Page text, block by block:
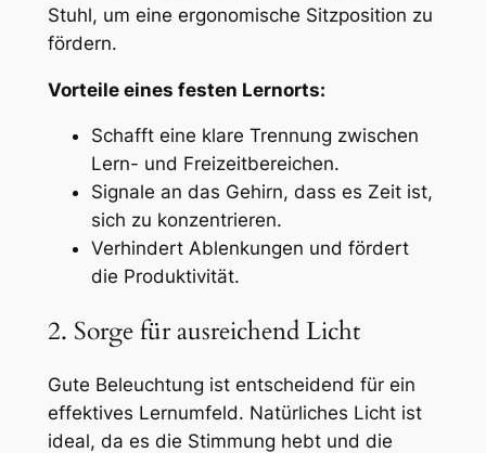
Stuhl, um eine ergonomische Sitzposition zu
fördern.
Vorteile eines festen Lernorts:
Schafft eine klare Trennung zwischen
Lern- und Freizeitbereichen.
Signale an das Gehirn, dass es Zeit ist,
sich zu konzentrieren.
Verhindert Ablenkungen und fördert
die Produktivität.
2. Sorge für ausreichend Licht
Gute Beleuchtung ist entscheidend für ein
effektives Lernumfeld. Natürliches Licht ist
ideal, da es die Stimmung hebt und die